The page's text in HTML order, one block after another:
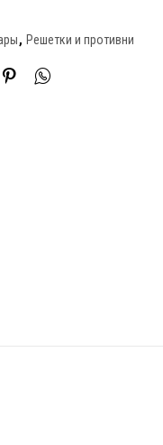
, Решетки и противни